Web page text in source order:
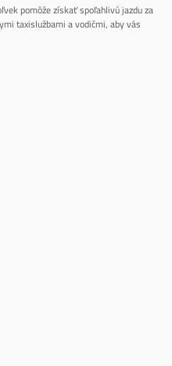
pomôže získať spoľahlivú jazdu za
taxislužbami a vodičmi, aby vás